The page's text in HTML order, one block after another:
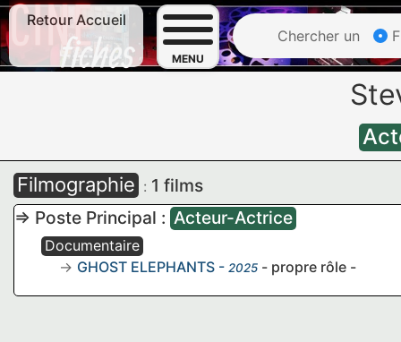
Retour Accueil
MENU
Chercher un
Filmographie : 1 films
=> Poste Principal : Acteur-Actrice
Documentaire
GHOST ELEPHANTS - 2025 - propre rôle -